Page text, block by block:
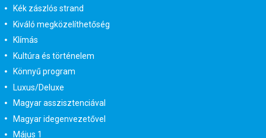
Kék zászlós strand
Kiváló megközelíthetőség
Klímás
Kultúra és történelem
Könnyű program
Luxus/Deluxe
Magyar asszisztenciával
Magyar idegenvezetővel
Május 1